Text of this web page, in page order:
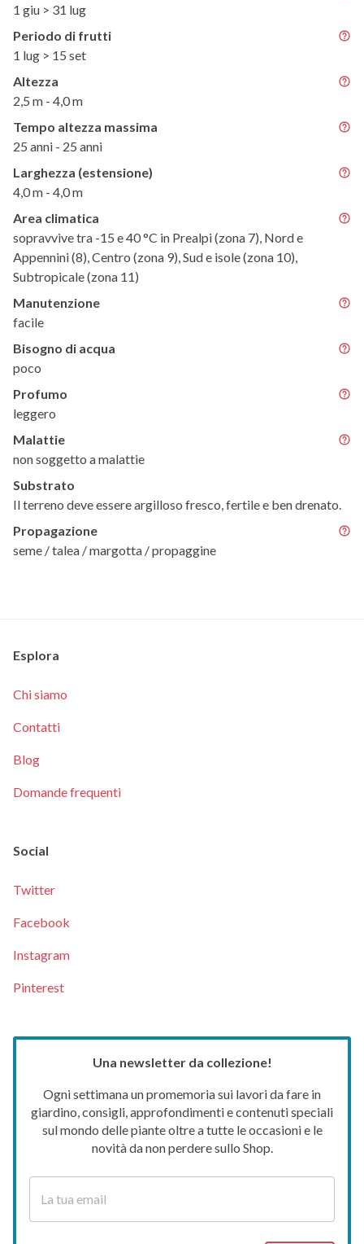
1 giu > 31 lug
Periodo di frutti
1 lug > 15 set
Altezza
2,5 m - 4,0 m
Tempo altezza massima
25 anni - 25 anni
Larghezza (estensione)
4,0 m - 4,0 m
Area climatica
sopravvive tra -15 e 40 °C in Prealpi (zona 7), Nord e
Appennini (8), Centro (zona 9), Sud e isole (zona 10),
Subtropicale (zona 11)
Manutenzione
facile
Bisogno di acqua
poco
Profumo
leggero
Malattie
non soggetto a malattie
Substrato
Il terreno deve essere argilloso fresco, fertile e ben drenato.
Propagazione
seme / talea / margotta / propaggine
Esplora
Chi siamo
Contatti
Blog
Domande frequenti
Social
Twitter
Facebook
Instagram
Pinterest
Una newsletter da collezione!
Ogni settimana un promemoria sui lavori da fare in
giardino, consigli, approfondimenti e contenuti speciali
sul mondo delle piante oltre a tutte le occasioni e le
novità da non perdere sullo Shop.